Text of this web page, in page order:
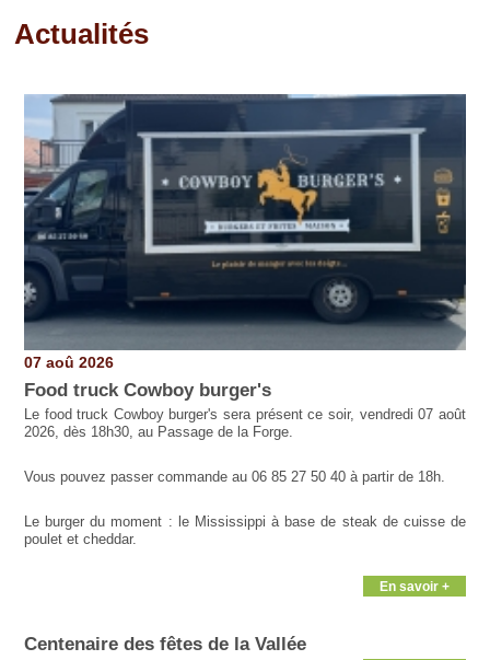
Actualités
07 aoû 2026
Food truck Cowboy burger's
Le food truck Cowboy burger's sera présent ce soir, vendredi 07 août
2026, dès 18h30, au Passage de la Forge.
Vous pouvez passer commande au 06 85 27 50 40 à partir de 18h.
Le burger du moment : le Mississippi à base de steak de cuisse de
poulet et cheddar.
En savoir +
Centenaire des fêtes de la Vallée
Pages